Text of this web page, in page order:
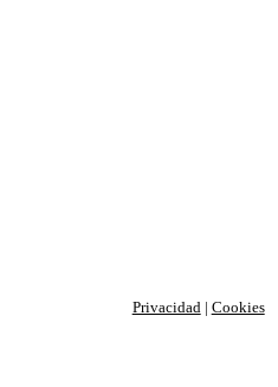
Privacidad | Cookies